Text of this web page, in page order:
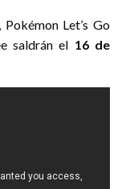
Let’s Go
saldrán el 16 de